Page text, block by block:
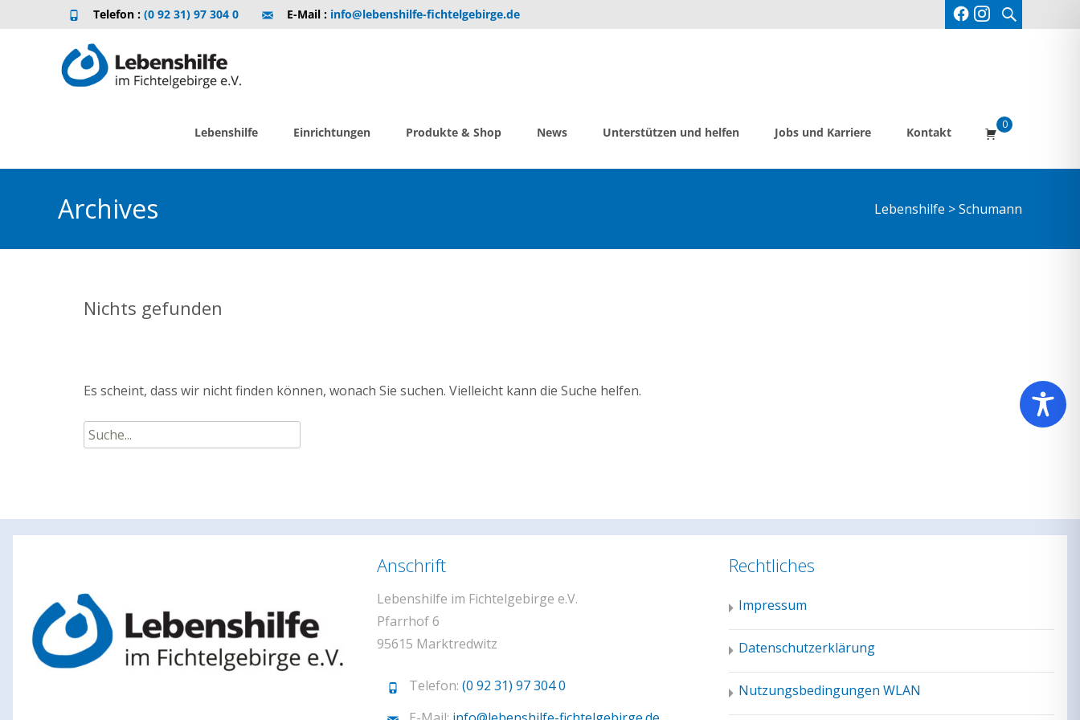
Suche
Telefon : (0 92 31) 97 304 0 E-Mail : info@lebenshilfe-fichtelgebirge.de
Lebenshilfe Einrichtungen Produkte & Shop News Unterstützen und helfen Jobs und Karriere Kontakt
0
Archives Lebenshilfe >Schumann
Nichts gefunden
Es scheint, dass wir nicht finden können, wonach Sie suchen. Vielleicht kann die Suche helfen.
Suche
nach:
Anschrift
Lebenshilfe im Fichtelgebirge e.V.
Pfarrhof 6
95615 Marktredwitz
Telefon:(0 92 31) 97 304 0
Rechtliches
Impressum
Datenschutzerklärung
Nutzungsbedingungen WLAN